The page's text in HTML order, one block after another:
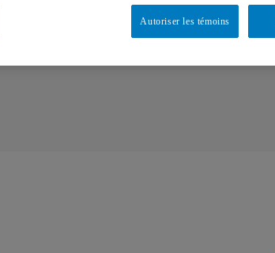
Autoriser les témoins